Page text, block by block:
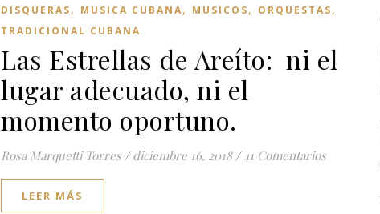
DISQUERAS, MUSICA CUBANA, MUSICOS, ORQUESTAS,
TRADICIONAL CUBANA
Las Estrellas de Areíto: ni el
lugar adecuado, ni el
momento oportuno.
Rosa Marquetti Torres / diciembre 16, 2018 / 41 Comentarios
LEER MÁS